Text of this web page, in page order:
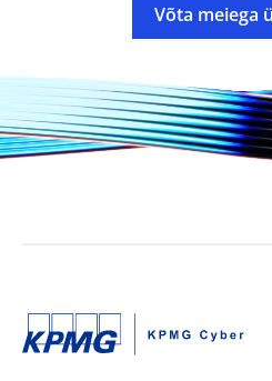
Võta meiega